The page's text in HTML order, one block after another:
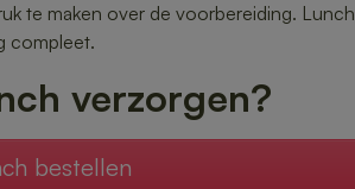
te maken over de voorbereiding. Lunch
compleet.
verzorgen?
bestellen